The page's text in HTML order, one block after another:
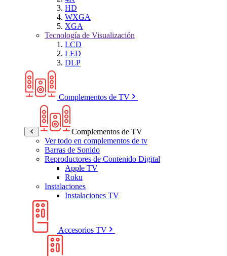
HD
WXGA
XGA
Tecnología de Visualización
LCD
LED
DLP
Complementos de TV
Complementos de TV
Ver todo en complementos de tv
Barras de Sonido
Reproductores de Contenido Digital
Apple TV
Roku
Instalaciones
Instalaciones TV
Accesorios TV